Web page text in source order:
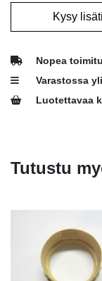
Kysy
Nopea
Varastossa
Luotettavaa
Tutustu